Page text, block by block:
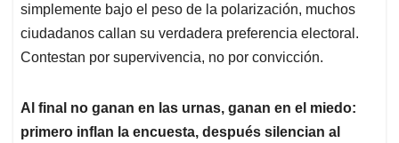
simplemente bajo el peso de la polarización, muchos
ciudadanos callan su verdadera preferencia electoral.
Contestan por supervivencia, no por convicción.
Al final no ganan en las urnas, ganan en el miedo:
primero inflan la encuesta, después silencian al